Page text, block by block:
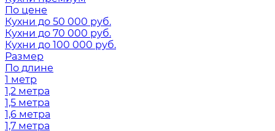
По цене
Кухни до 50 000 руб.
Кухни до 70 000 руб.
Кухни до 100 000 руб.
Размер
По длине
1 метр
1,2 метра
1,5 метра
1,6 метра
1,7 метра